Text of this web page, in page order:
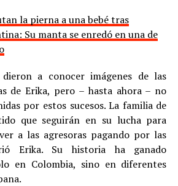
la pierna a una bebé tras
Su manta se enredó en una de
dieron a conocer imágenes de las
de Erika, pero – hasta ahora – no
por estos sucesos. La familia de
que seguirán en su lucha para
a las agresoras pagando por las
Erika. Su historia ha ganado
en Colombia, sino en diferentes